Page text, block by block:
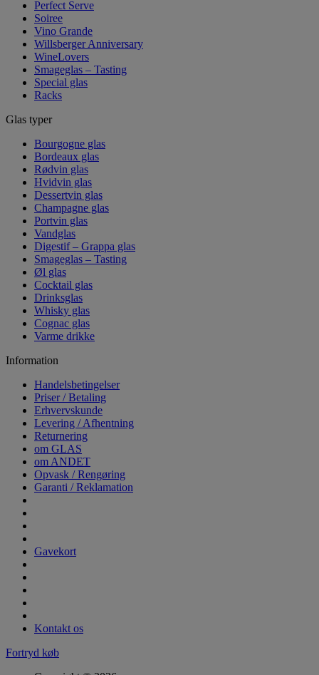
Perfect Serve
Soiree
Vino Grande
Willsberger Anniversary
WineLovers
Smageglas – Tasting
Special glas
Racks
Glas typer
Bourgogne glas
Bordeaux glas
Rødvin glas
Hvidvin glas
Dessertvin glas
Champagne glas
Portvin glas
Vandglas
Digestif – Grappa glas
Smageglas – Tasting
Øl glas
Cocktail glas
Drinksglas
Whisky glas
Cognac glas
Varme drikke
Information
Handelsbetingelser
Priser / Betaling
Erhvervskunde
Levering / Afhentning
Returnering
om GLAS
om ANDET
Opvask / Rengøring
Garanti / Reklamation
Gavekort
Kontakt os
Fortryd køb